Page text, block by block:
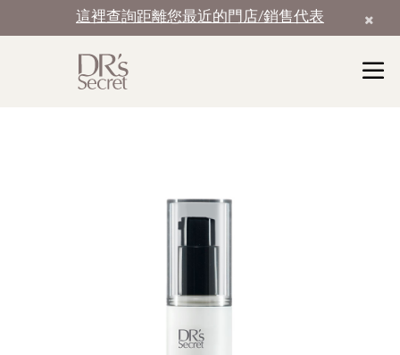
這裡查詢距離您最近的門店/銷售代表